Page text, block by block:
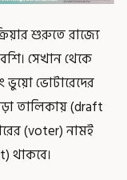
শুরুতে রাজ্যে
সেখান থেকে
ভুয়ো ভোটারেদের
তালিকায় (draft
(voter) নামই
থাকবে।